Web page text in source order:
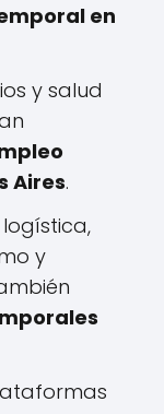
en
y salud
Aires.
y